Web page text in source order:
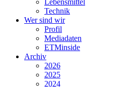
Technik
Wer sind wir
Profil
Mediadaten
ETMinside
Archiv
2026
2025
2024